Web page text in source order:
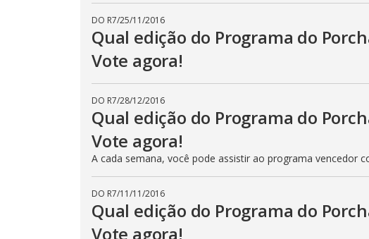
DO R7/25/11/2016
Qual edição do Programa do
Vote agora!
DO R7/28/12/2016
Qual edição do Programa do
Vote agora!
A cada semana, você pode assistir ao programa vencedor
DO R7/11/11/2016
Qual edição do Programa do
Vote agora!